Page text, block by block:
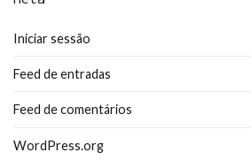
Iniciar sessão
Feed de entradas
Feed de comentários
WordPress.org